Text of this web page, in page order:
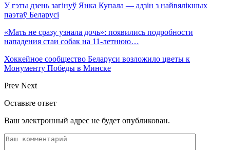
У гэты дзень загінуў Янка Купала — адзін з найвялікшых
паэтаў Беларусі
«Мать не сразу узнала дочь»: появились подробности
нападения стаи собак на 11-летнюю…
Хоккейное сообщество Беларуси возложило цветы к
Монументу Победы в Минске
Prev Next
Оставьте ответ
Ваш электронный адрес не будет опубликован.